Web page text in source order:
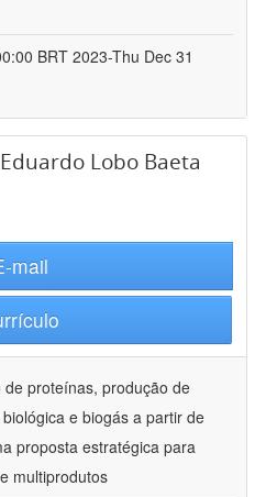
BRT 2023-Thu Dec 31
Lobo Baeta
mail
de proteínas, produção de
e biogás a partir de
proposta estratégica para
multiprodutos